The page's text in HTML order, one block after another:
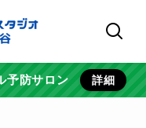
予防サロン 詳細